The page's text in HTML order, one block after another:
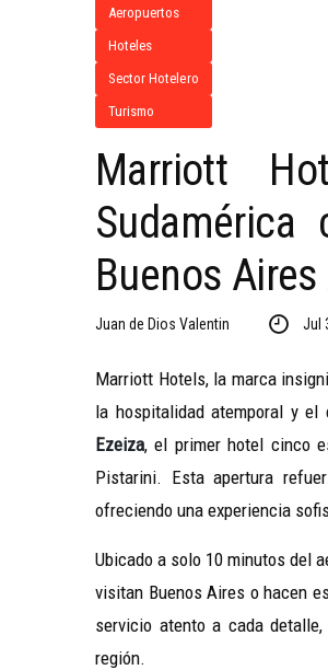
Aeropuertos
Hoteles
Sector Hotelero
Turismo
Marriott
Buenos
Juan de Dios Valentin Jul
Marriott Hotels, la marca
la hospitalidad atemporal y el
Ezeiza, el primer hotel cinco
Pistarini. Esta apertura
ofreciendo una experiencia
Ubicado a solo 10 minutos del
visitan Buenos Aires o hacen
servicio atento a cada
región.